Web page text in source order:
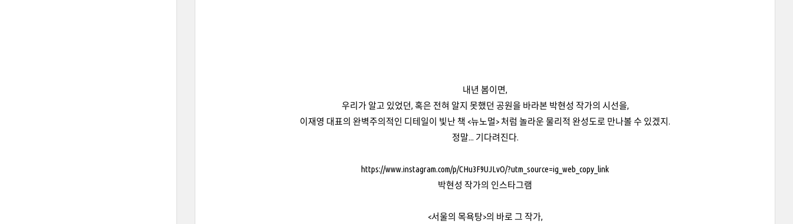
내년 봄이면,
우리가 알고 있었던, 혹은 전혀 알지 못했던 공원을 바라본 박현성 작가의 시선을,
이재영 대표의 완벽주의적인 디테일이 빛난 책 <뉴노멀> 처럼 놀라운 물리적 완성도로 만나볼 수 있겠지.
정말... 기다려진다.
https://www.instagram.com/p/CHu3F9UJLvO/?utm_source=ig_web_copy_link
박현성 작가의 인스타그램
<서울의 목욕탕>의 바로 그 작가,